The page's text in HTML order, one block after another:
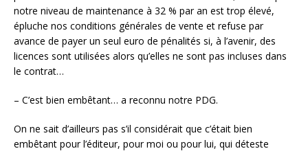
notre niveau de maintenance à 32 % par an est trop élevé,
épluche nos conditions générales de vente et refuse par
avance de payer un seul euro de pénalités si, à l’avenir, des
licences sont utilisées alors qu’elles ne sont pas incluses dans
le contrat…
– C’est bien embêtant… a reconnu notre PDG.
On ne sait d’ailleurs pas s’il considérait que c’était bien
embêtant pour l’éditeur, pour moi ou pour lui, qui déteste